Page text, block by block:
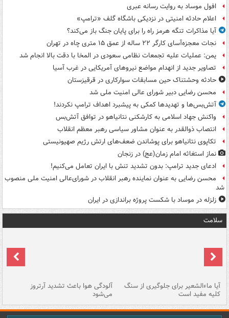
افول موساد به روایت رسانه عبری
اعلام حادثه امنیتی در نزدیکی باشگاه گلف «ترامپ»
آیا مذاکرات تنگه هرمز راه را برای پایان جنگ باز می‌کند؟
نجات معجزه‌آسای کارگر ۲۲ ساله از عمق ۱۵ متری چاه در تهران
یمن: عملیات علیه تجمعات نظامی سعودی در المخا با دقت بالا انجام شد
تصاویر جدید از انهدام مواضع نیروهای آمریکایی در غرب آسیا
حادثه وحشتناک حین مسابقات سوارکاری در قرقیزستان
محسن رضایی دبیر شورای عالی امنیت ملی شد
آتش‌بس‌ها و تهدیدها کمکی به پیشبرد اهداف ترامپ نکردند!
واکنش جهاد اسلامی به کارشکنی نتانیاهو در توافق آتش‌بس
انتصاب ذوالقدر به عنوان مشاور سیاسی رهبر معظم انقلاب
تکاپوی نتانیاهو برای پوشاندن ضعف‌های ارتش رژیم صهیونیستی
نماز استغاثه امام زمان(عج) در زنجان
ادعای جدید ترامپ: بدون تشدید تنش با ایران تعامل می‌کنیم!
محسن رضایی به عنوان نماینده رهبر انقلاب در شورای‌عالی امنیت ملی منصوب
شد
زلزله در موساد با شکست پروژه براندازی در ایران
سلامت
آیا ماءالشعیر برای جلوگیری از سنگ
کلیه مفید است
آلودگی هوا باعث تشدید آرتروز
می‌شود